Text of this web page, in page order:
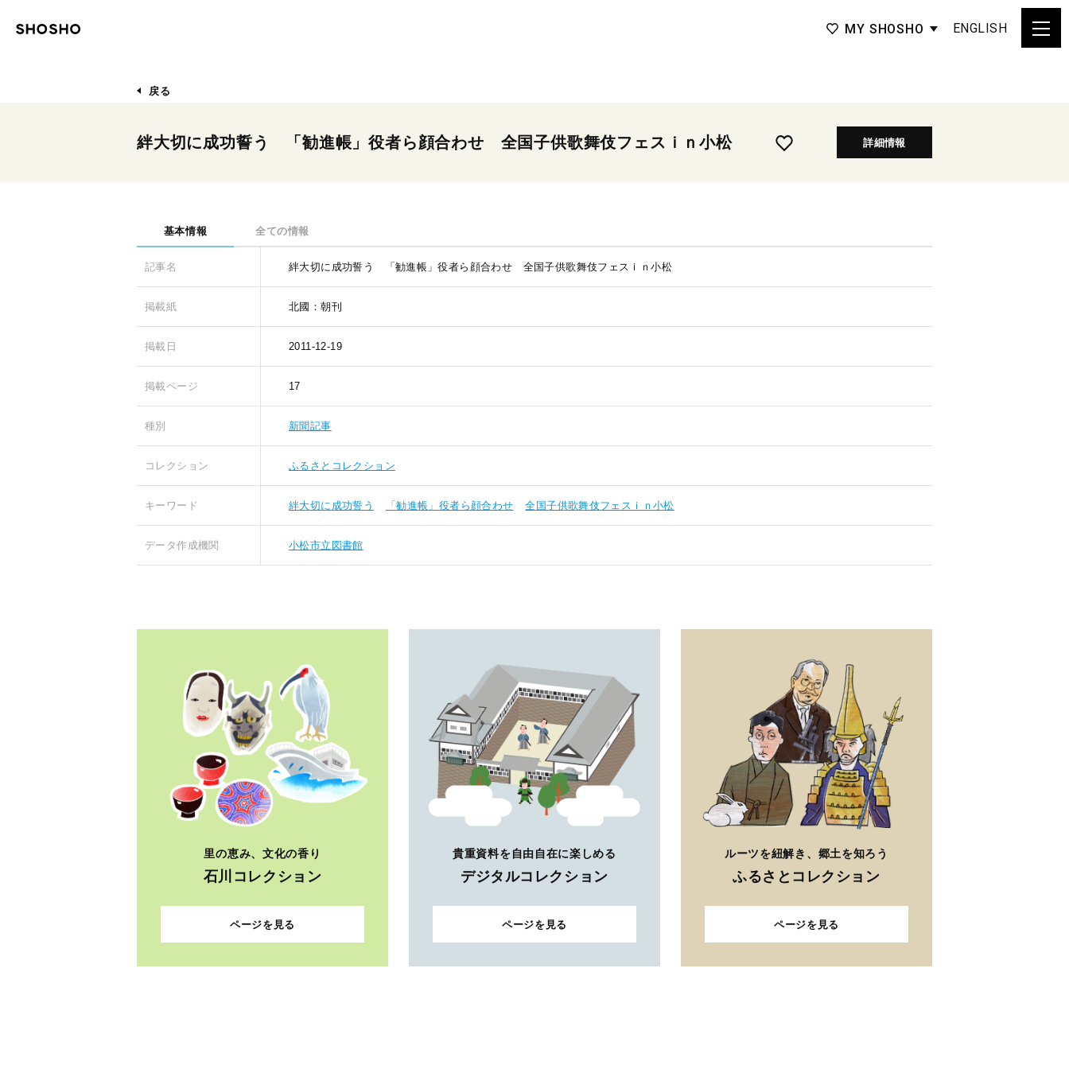
MY SHOSHO ENGLISH
戻る
絆大切に成功誓う 「勧進帳」役者ら顔合わせ 全国子供歌舞伎フェスｉｎ小松 詳細情報
基本情報 全ての情報
記事名 絆大切に成功誓う 「勧進帳」役者ら顔合わせ 全国子供歌舞伎フェスｉｎ小松
掲載紙 北國：朝刊
掲載日 2011-12-19
掲載ページ 17
種別 新聞記事
コレクション ふるさとコレクション
キーワード 絆大切に成功誓う 「勧進帳」役者ら顔合わせ 全国子供歌舞伎フェスｉｎ小松
データ作成機関 小松市立図書館
里の恵み、文化の香り
石川コレクション
ページを見る
貴重資料を自由自在に楽しめる
デジタルコレクション
ページを見る
ルーツを紐解き、郷土を知ろう
ふるさとコレクション
ページを見る